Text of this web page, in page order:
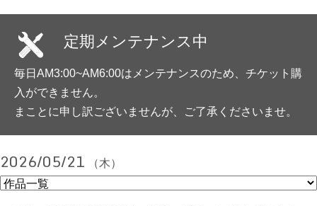
定期メンテナンス中
毎日AM3:00~AM6:00はメンテナンスのため、チケット購
入ができません。
まことに申し訳ございませんが、ご了承くださいませ。
2026/05/21 （木）